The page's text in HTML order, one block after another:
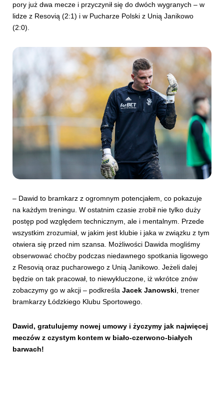
pory już dwa mecze i przyczynił się do dwóch wygranych – w
lidze z Resovią (2:1) i w Pucharze Polski z Unią Janikowo
(2:0).
– Dawid to bramkarz z ogromnym potencjałem, co pokazuje
na każdym treningu. W ostatnim czasie zrobił nie tylko duży
postęp pod względem technicznym, ale i mentalnym. Przede
wszystkim zrozumiał, w jakim jest klubie i jaka w związku z tym
otwiera się przed nim szansa. Możliwości Dawida mogliśmy
obserwować choćby podczas niedawnego spotkania ligowego
z Resovią oraz pucharowego z Unią Janikowo. Jeżeli dalej
będzie on tak pracował, to niewykluczone, iż wkrótce znów
zobaczymy go w akcji – podkreśla Jacek Janowski , trener
bramkarzy Łódzkiego Klubu Sportowego.
Dawid, gratulujemy nowej umowy i życzymy jak najwięcej
meczów z czystym kontem w biało-czerwono-białych
barwach!